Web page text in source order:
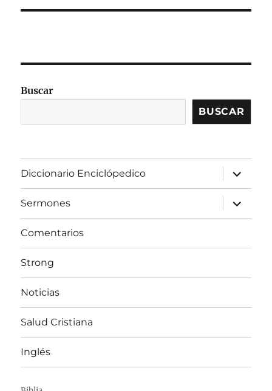
Buscar
BUSCAR
Diccionario Enciclópedico
expandir
el
menú
inferior
Sermones
expandir
el
menú
Comentarios
Strong
Noticias
Salud Cristiana
Inglés